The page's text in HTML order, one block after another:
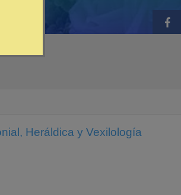
Heráldica y Vexilología